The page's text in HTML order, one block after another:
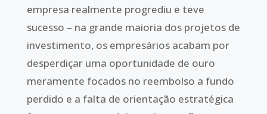
empresa realmente progrediu e teve
sucesso – na grande maioria dos projetos de
investimento, os empresários acabam por
desperdiçar uma oportunidade de ouro
meramente focados no reembolso a fundo
perdido e a falta de orientação estratégica